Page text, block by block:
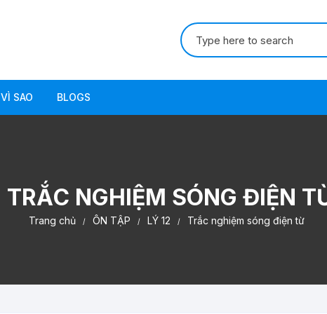
Tìm
kiếm:
VÌ SAO BLOGS
TRẮC NGHIỆM SÓNG ĐIỆN
Trang chủ ÔN TẬP LÝ 12 Trắc nghiệm sóng điện từ